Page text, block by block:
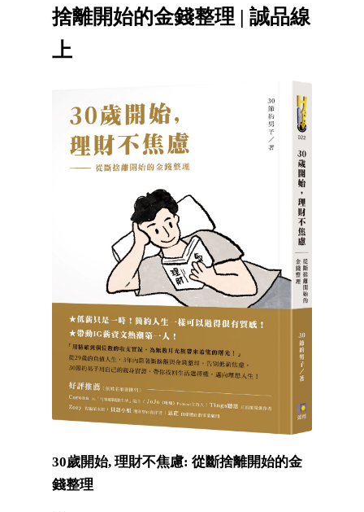
捨離開始的金錢整理 | 誠品線
上
30歲開始, 理財不焦慮: 從斷捨離開始的金
錢整理